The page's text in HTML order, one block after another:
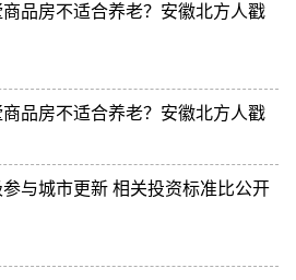
品房不适合养老？安徽北方人戳
品房不适合养老？安徽北方人戳
与城市更新 相关投资标准比公开